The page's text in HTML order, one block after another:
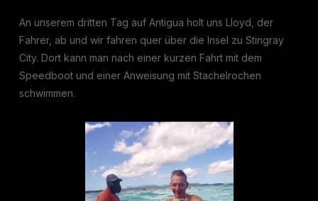
An unserem dritten Tag auf Antigua holt uns Lloyd, der
Fahrer, ab und wir fahren quer über die Insel zu Stingray
City. Dort kann man nach einer kurzen Fahrt mit dem
Speedboot und einer Anweisung mit Stachelrochen
schwimmen.